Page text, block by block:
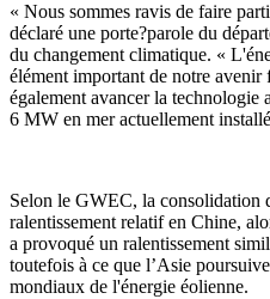
« Nous sommes ravis de faire
déclaré une porte?parole du
du changement climatique. «
élément important de notre
également avancer la technologie
6 MW en mer actuellement
Selon le GWEC, la consolidation
ralentissement relatif en Chine,
a provoqué un ralentissement
toutefois à ce que l’Asie
mondiaux de l'énergie éolienne.